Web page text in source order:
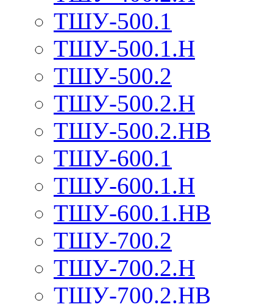
ТШУ-500.1
ТШУ-500.1.Н
ТШУ-500.2
ТШУ-500.2.Н
ТШУ-500.2.НВ
ТШУ-600.1
ТШУ-600.1.Н
ТШУ-600.1.НВ
ТШУ-700.2
ТШУ-700.2.Н
ТШУ-700.2.НВ